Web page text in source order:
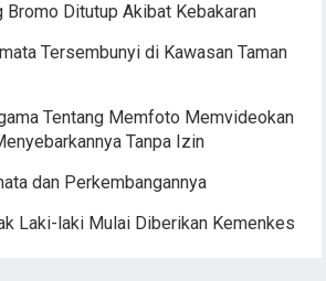
Bromo Ditutup Akibat Kebakaran
Tersembunyi di Kawasan Taman
Tentang Memfoto Memvideokan
Tanpa Izin
dan Perkembangannya
Laki-laki Mulai Diberikan Kemenkes